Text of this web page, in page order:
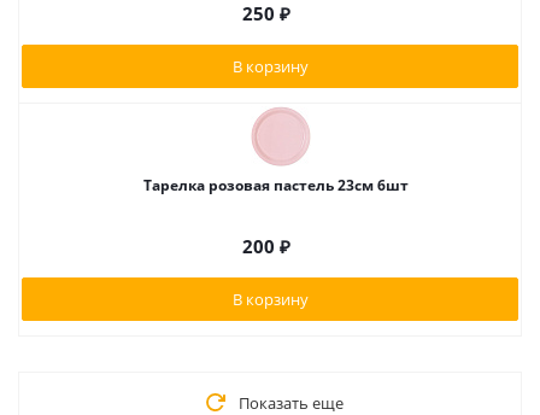
250 ₽
В корзину
Тарелка розовая пастель 23см 6шт
200 ₽
В корзину
Показать еще